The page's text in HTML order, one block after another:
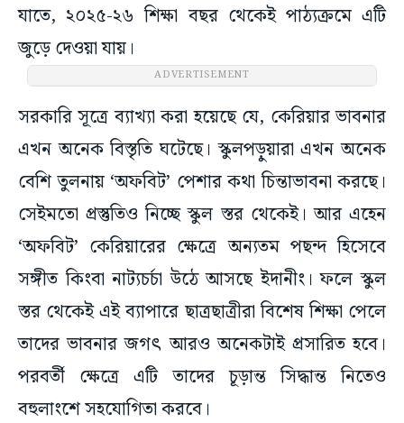
যাতে, ২০২৫-২৬ শিক্ষা বছর থেকেই পাঠ্যক্রমে এটি
জুড়ে দেওয়া যায়।
ADVERTISEMENT
সরকারি সূত্রে ব্যাখ্যা করা হয়েছে যে, কেরিয়ার ভাবনার
এখন অনেক বিস্তৃতি ঘটেছে। স্কুলপড়ুয়ারা এখন অনেক
বেশি তুলনায় ‘অফবিট’ পেশার কথা চিন্তাভাবনা করছে।
সেইমতো প্রস্তুতিও নিচ্ছে স্কুল স্তর থেকেই। আর এহেন
‘অফবিট’ কেরিয়ারের ক্ষেত্রে অন্যতম পছন্দ হিসেবে
সঙ্গীত কিংবা নাট্যচর্চা উঠে আসছে ইদানীং। ফলে স্কুল
স্তর থেকেই এই ব্যাপারে ছাত্রছাত্রীরা বিশেষ শিক্ষা পেলে
তাদের ভাবনার জগৎ আরও অনেকটাই প্রসারিত হবে।
পরবর্তী ক্ষেত্রে এটি তাদের চূড়ান্ত সিদ্ধান্ত নিতেও
বহুলাংশে সহযোগিতা করবে।